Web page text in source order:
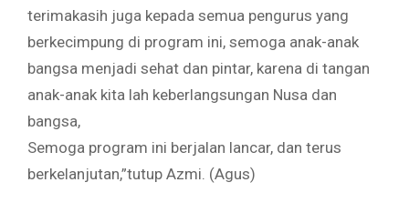
terimakasih juga kepada semua pengurus yang
berkecimpung di program ini, semoga anak-anak
bangsa menjadi sehat dan pintar, karena di tangan
anak-anak kita lah keberlangsungan Nusa dan
bangsa,
Semoga program ini berjalan lancar, dan terus
berkelanjutan,”tutup Azmi. (Agus)